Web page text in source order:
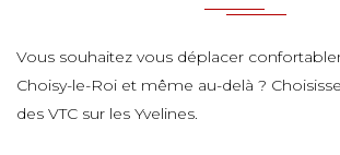
Vous souhaitez vous déplacer
Choisy-le-Roi et même au-delà ?
des VTC sur les Yvelines.